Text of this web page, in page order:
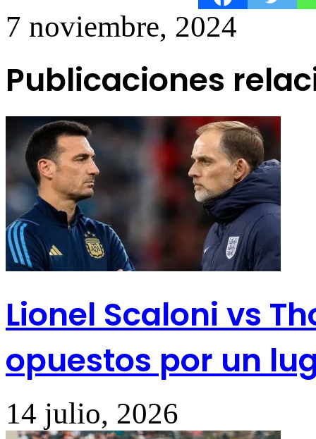
7 noviembre, 2024
Publicaciones
Lionel Scaloni vs
opuestos por un
14 julio, 2026